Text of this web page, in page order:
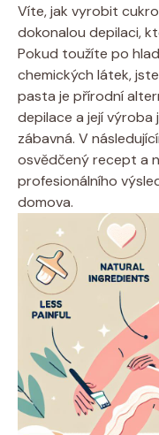
Víte, jak vyrobit
dokonalou depilaci,
Pokud toužíte po
chemických látek,
pasta je přírodní
depilace a její výroba
zábavná. V
osvědčený recept a
profesionálního
domova.